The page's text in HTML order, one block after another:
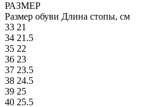
РАЗМЕР
Размер обуви Длина стопы, см
33 21
34 21.5
35 22
36 23
37 23.5
38 24.5
39 25
40 25.5